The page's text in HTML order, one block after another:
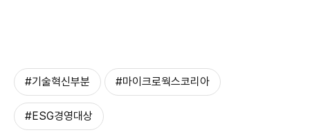
#기술혁신부분 #마이크로웍스코리아
#ESG경영대상